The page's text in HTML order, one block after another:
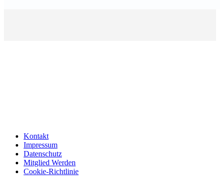
Kontakt
Impressum
Datenschutz
Mitglied Werden
Cookie-Richtlinie